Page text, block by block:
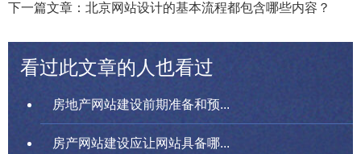
下一篇文章：北京网站设计的基本流程都包含哪些内容？
看过此文章的人也看过
房地产网站建设前期准备和预...
房产网站建设应让网站具备哪...